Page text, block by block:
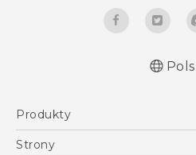
Produkty
Smartfony
Strony